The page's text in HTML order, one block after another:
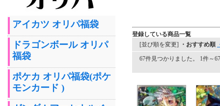
アイカツ オリパ福袋
ドラゴンボール オリパ
福袋
ポケカ オリパ福袋(ポケ
モンカード )
登録している商品一覧
[並び順を変更]
・おすすめ順
67件見つかりました。 1件～